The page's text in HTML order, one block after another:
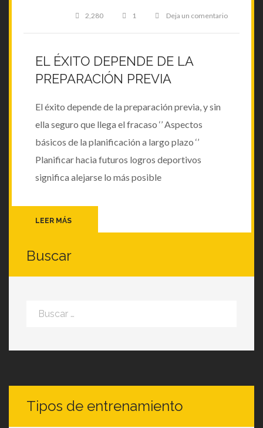
2,280 1 Deja un comentarioEl
EL ÉXITO DEPENDE DE LA
PREPARACIÓN PREVIA
El éxito depende de la preparación previa, y sin
ella seguro que llega el fracaso ‘’ Aspectos
básicos de la planificación a largo plazo ‘’
Planificar hacia futuros logros deportivos
significa alejarse lo más posible
LEER MÁSEL ÉXITO DEPENDE DE LA PREPARACIÓN PREVIA
Buscar
Buscar:
Tipos de entrenamiento